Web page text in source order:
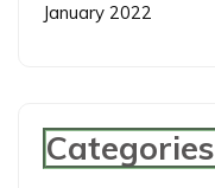
January 2022
Categories